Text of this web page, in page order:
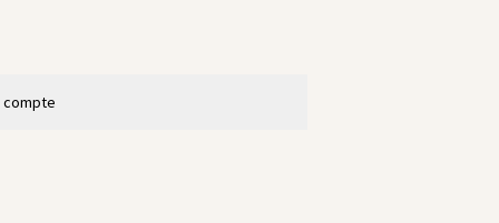
compte